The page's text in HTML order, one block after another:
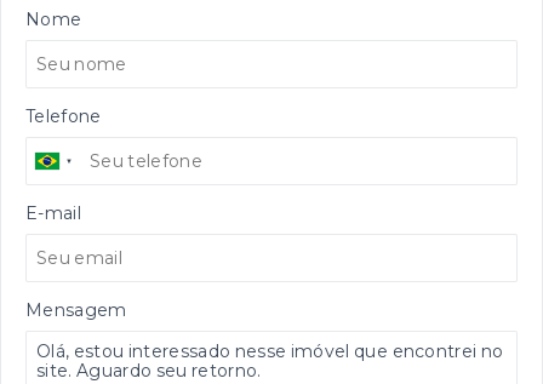
Nome
Telefone
E-mail
Mensagem